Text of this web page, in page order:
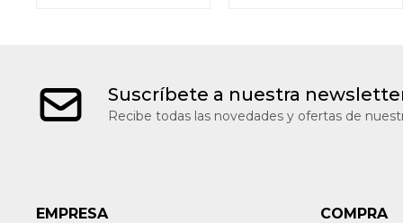
Suscríbete a nuestra
Recibe todas las novedades y ofertas de
EMPRESA COMPRA